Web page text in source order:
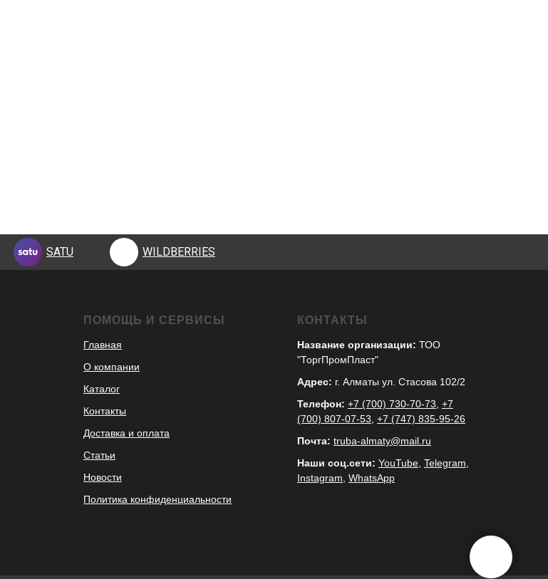
SATU WILDBERRIES
ПОМОЩЬ И СЕРВИСЫ
Главная
О компании
Каталог
Контакты
Доставка и оплата
Статьи
Новости
Политика конфиденциальности
КОНТАКТЫ
Название организации: ТОО
"ТоргПромПласт"
Адрес: г. Алматы ул. Стасова 102/2
Телефон: +7 (700) 730-70-73 +7
(700) 807-07-53 +7 (747) 835-95-26
Почта: truba-almaty@mail.ru
Наши соц.сети: YouTube Telegram
Instagram WhatsApp